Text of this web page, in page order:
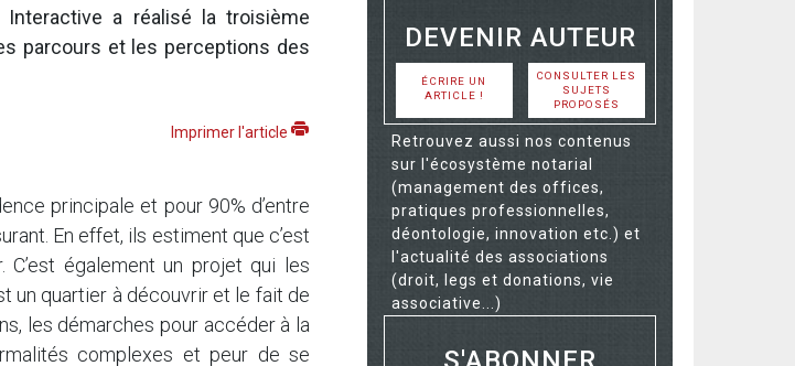
Interactive a réalisé la troisième
parcours et les perceptions des
Imprimer l'article
principale et pour 90% d’entre
En effet, ils estiment que c’est
également un projet qui les
un quartier à découvrir et le fait de
les démarches pour accéder à la
complexes et peur de se
DEVENIR AUTEUR
ÉCRIRE UN
ARTICLE !
CONSULTER LES
SUJETS
PROPOSÉS
Retrouvez aussi nos contenus
sur l'écosystème notarial
(management des offices,
pratiques professionnelles,
déontologie, innovation etc.) et
l'actualité des associations
(droit, legs et donations, vie
associative...)